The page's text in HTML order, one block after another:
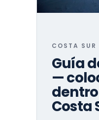
COSTA SUR
Guía
—
Costa